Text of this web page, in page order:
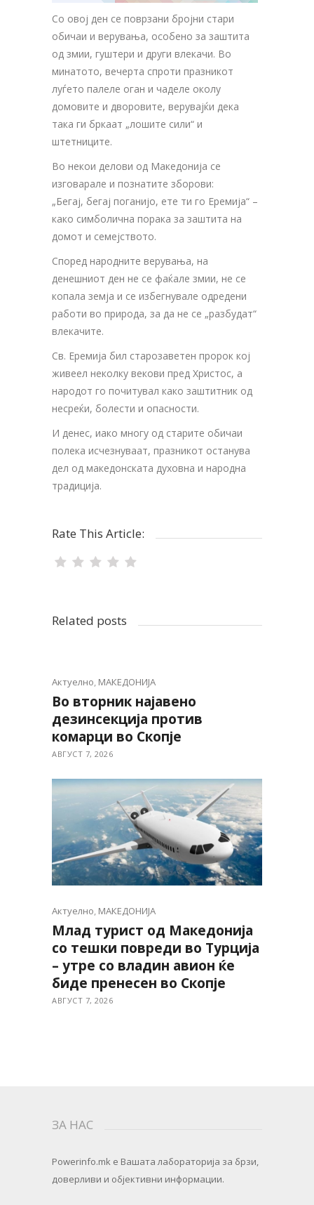
Со овој ден се поврзани бројни стари
обичаи и верувања, особено за заштита
од змии, гуштери и други влекачи. Во
минатото, вечерта спроти празникот
луѓето палеле оган и чаделе околу
домовите и дворовите, верувајќи дека
така ги бркаат „лошите сили“ и
штетниците.
Во некои делови од Македонија се
изговарале и познатите зборови:
„Бегај, бегај поганијо, ете ти го Еремија“ –
како симболична порака за заштита на
домот и семејството.
Според народните верувања, на
денешниот ден не се фаќале змии, не се
копала земја и се избегнувале одредени
работи во природа, за да не се „разбудат“
влекачите.
Св. Еремија бил старозаветен пророк кој
живеел неколку векови пред Христос, а
народот го почитувал како заштитник од
несреќи, болести и опасности.
И денес, иако многу од старите обичаи
полека исчезнуваат, празникот останува
дел од македонската духовна и народна
традиција.
Rate This Article:
Related posts
Актуелно, МАКЕДОНИЈА
Во вторник најавено
дезинсекција против
комарци во Скопје
АВГУСТ 7, 2026
Актуелно, МАКЕДОНИЈА
Млад турист од Македонија
со тешки повреди во Турција
– утре со владин авион ќе
биде пренесен во Скопје
АВГУСТ 7, 2026
ЗА НАС
Powerinfo.mk e Вашата лабораторија за брзи,
доверливи и објективни информации.